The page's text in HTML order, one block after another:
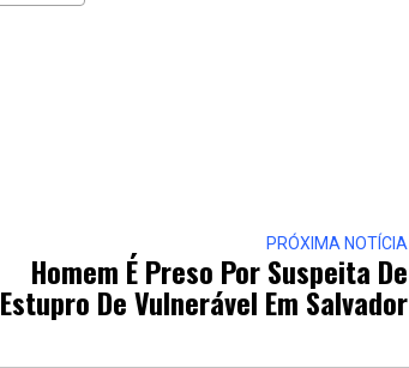
PRÓXIMA NOTÍCIA
Homem É Preso Por Suspeita De
Estupro De Vulnerável Em Salvador